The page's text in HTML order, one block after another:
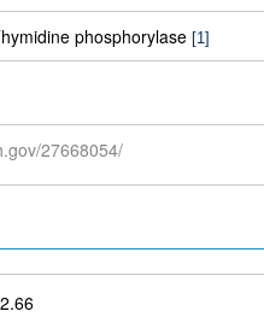
phosphorylase [1]
27668054/